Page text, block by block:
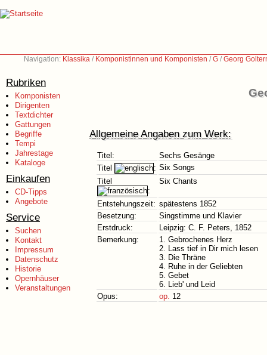
Navigation: Klassika / Komponistinnen und Komponisten /G /Georg
Rubriken
Komponisten
Dirigenten
Textdichter
Gattungen
Begriffe
Tempi
Jahrestage
Kataloge
Einkaufen
CD-Tipps
Angebote
Service
Suchen
Kontakt
Impressum
Datenschutz
Historie
Opernhäuser
Veranstaltungen
Allgemeine Angaben zum Werk:
Titel:
Sechs Gesänge
Titel
: Six Songs
Titel
:
Six Chants
Entstehungszeit: spätestens 1852
Besetzung:
Singstimme und Klavier
Erstdruck:
Leipzig: C. F. Peters, 1852
Bemerkung:
1. Gebrochenes Herz
2. Lass tief in Dir mich lesen
3. Die Thräne
4. Ruhe in der Geliebten
5. Gebet
6. Lieb' und Leid
Opus:
op. 12